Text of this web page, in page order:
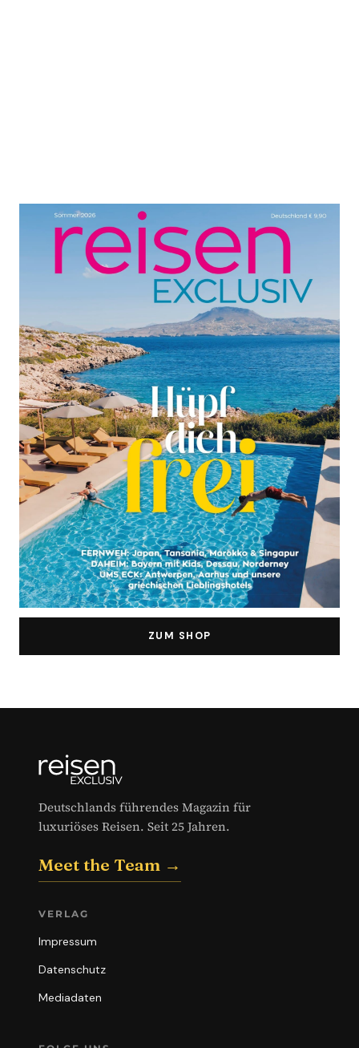
ZUM SHOP
Deutschlands führendes Magazin für
luxuriöses Reisen. Seit 25 Jahren.
Meet the Team →
VERLAG
Impressum
Datenschutz
Mediadaten